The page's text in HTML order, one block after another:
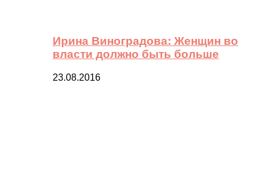
Ирина Виноградова: Женщин во
власти должно быть больше
23.08.2016